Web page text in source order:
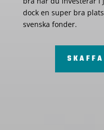
dock en super bra
svenska fonder.